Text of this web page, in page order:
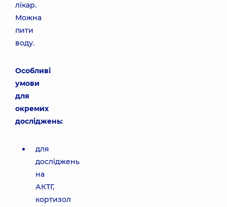
лікар.
Можна
пити
воду.
Особливі
умови
для
окремих
досліджень:
для
досліджень
на
АКТГ,
кортизол